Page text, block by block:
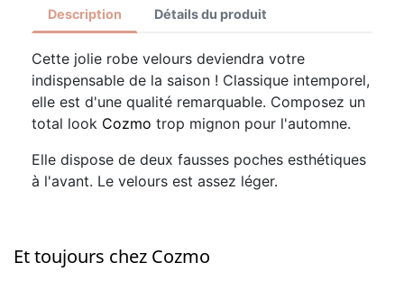
Description Détails du produit
Cette jolie robe velours deviendra votre
indispensable de la saison ! Classique intemporel,
elle est d'une qualité remarquable. Composez un
total look Cozmo trop mignon pour l'automne.
Elle dispose de deux fausses poches esthétiques
à l'avant. Le velours est assez léger.
Et toujours chez Cozmo